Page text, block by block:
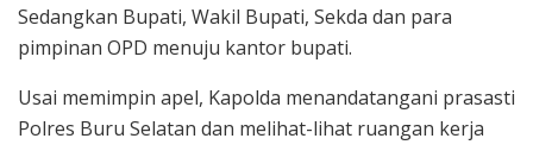
Sedangkan Bupati, Wakil Bupati, Sekda dan para
pimpinan OPD menuju kantor bupati.
Usai memimpin apel, Kapolda menandatangani prasasti
Polres Buru Selatan dan melihat-lihat ruangan kerja